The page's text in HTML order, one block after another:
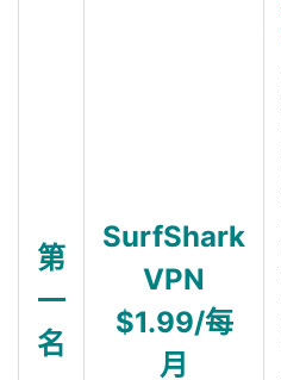
第
一
名
SurfShark
VPN
$1.99/每
月